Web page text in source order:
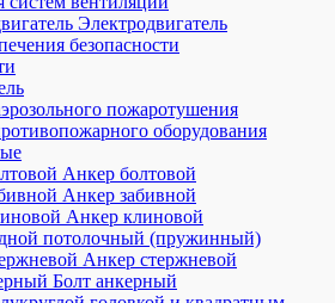
Электродвигатель
безопасности
пожаротушения
оборудования
Анкер болтовой
Анкер забивной
Анкер клиновой
потолочный (пружинный)
Анкер стержневой
Болт анкерный
и